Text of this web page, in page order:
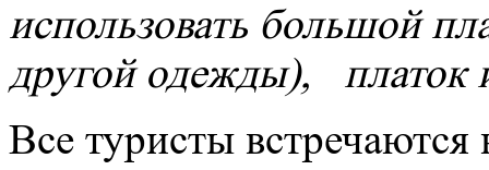
использовать большой
другой одежды), платок
Все туристы